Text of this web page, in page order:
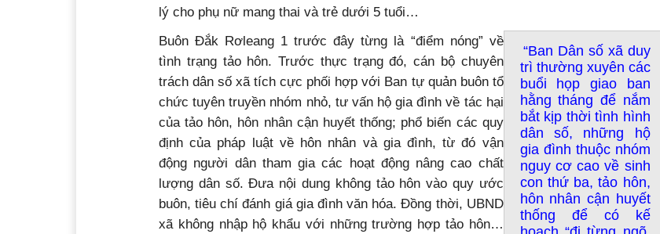
lý cho phụ nữ mang thai và trẻ dưới 5 tuổi…
“Ban Dân số xã duy
trì thường xuyên các
buổi họp giao ban
hằng tháng để nắm
bắt kịp thời tình hình
dân số, những hộ
gia đình thuộc nhóm
nguy cơ cao về sinh
con thứ ba, tảo hôn,
hôn nhân cận huyết
thống để có kế
Buôn Đắk Rơleang 1 trước đây từng là “điểm nóng” về
tình trạng tảo hôn. Trước thực trạng đó, cán bộ chuyên
trách dân số xã tích cực phối hợp với Ban tự quản buôn tổ
chức tuyên truyền nhóm nhỏ, tư vấn hộ gia đình về tác hại
của tảo hôn, hôn nhân cận huyết thống; phổ biến các quy
định của pháp luật về hôn nhân và gia đình, từ đó vận
động người dân tham gia các hoạt động nâng cao chất
lượng dân số. Đưa nội dung không tảo hôn vào quy ước
buôn, tiêu chí đánh giá gia đình văn hóa. Đồng thời, UBND
xã không nhập hộ khẩu với những trường hợp tảo hôn…